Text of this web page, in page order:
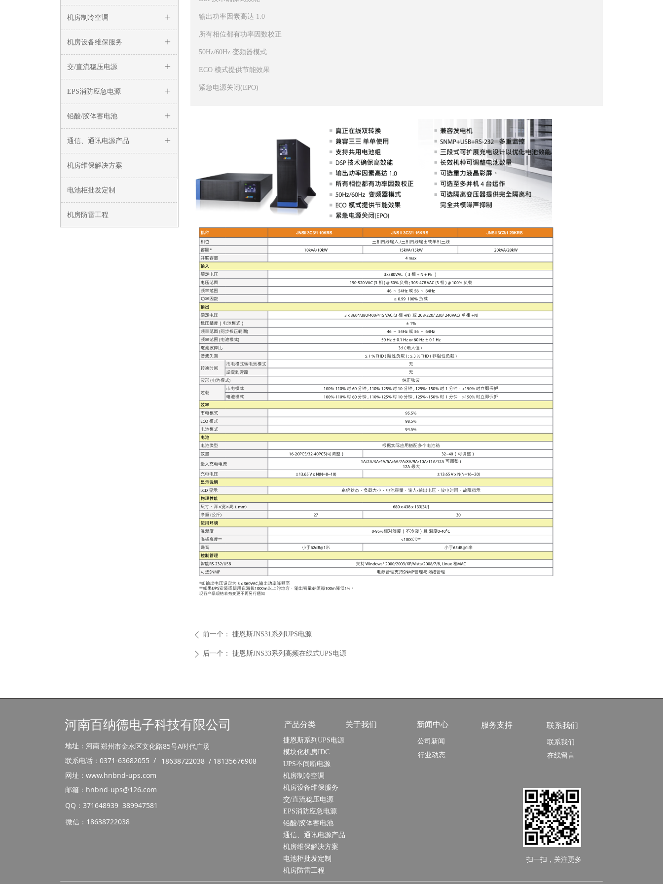
输出功率因素高达 1.0
所有相位都有功率因数校正
50Hz/60Hz 变频器模式
ECO 模式提供节能效果
紧急电源关闭(EPO)
ꄴ 前一个： 捷恩斯JNS31系列UPS电源
ꄲ 后一个： 捷恩斯JNS33系列高频在线式UPS电源
ꄶ
机房制冷空调
ꄶ
机房设备维保服务
ꄶ
交/直流稳压电源
ꄶ
EPS消防应急电源
ꄶ
铅酸/胶体蓄电池
ꄶ
通信、通讯电源产品
机房维保解决方案
电池柜批发定制
机房防雷工程
河南百纳德电子科技有限公司
QQ：371648939 389947581
18638722038 / 18135676908
联系电话：0371-63682055 /
邮箱：hnbnd-ups@126.com
网址：www.hnbnd-ups.com
产品分类 关于我们
微信：18638722038
郑州市金水区文化路85号A时代广场
地址：河南
扫一扫，关注更多
新闻中心 服务支持 联系我们
公司新闻
行业动态
联系我们
在线留言
捷恩斯系列UPS电源
模块化机房IDC
UPS不间断电源
机房制冷空调
机房设备维保服务
交/直流稳压电源
EPS消防应急电源
铅酸/胶体蓄电池
通信、通讯电源产品
机房维保解决方案
电池柜批发定制
机房防雷工程